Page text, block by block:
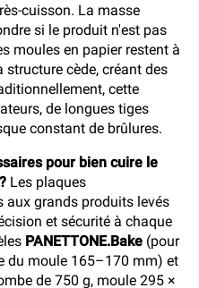
cuisson. La masse
si le produit n'est pas
moules en papier restent à
cède, créant des
cette
de longues tiges
constant de brûlures.
pour bien cuire le
Les plaques
aux grands produits levés
et sécurité à chaque
PANETTONE.Bake (pour
du moule 165–170 mm) et
de 750 g, moule 295 ×